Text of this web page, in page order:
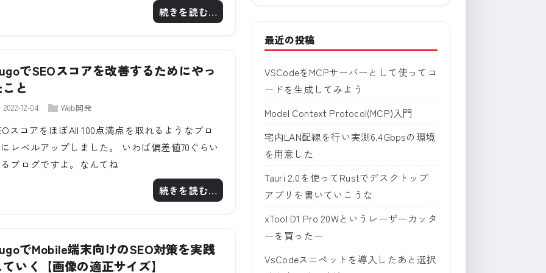
続きを読む…
でSEOスコアを改善するためにやっ
と
2022-12-04 Web開発
スコアをほぼAll 100点満点を取れるようなブロ
レベルアップしました。 いわば偏差値70ぐらい
ブログですよ。なんてね
続きを読む…
でMobile端末向けのSEO対策を実践
いく【画像の適正サイズ】
最近の投稿
VSCodeをMCPサーバーとして使ってコ
ードを生成してみよう
Model Context Protocol(MCP)入門
宅内LAN配線を行い実測6.4Gbpsの環境
を用意した
Tauri 2.0を使ってRustでデスクトップ
アプリを書いていこうな
xTool D1 Pro 20Wというレーザーカッタ
ーを買ったー
VsCodeスニペットを導入したあと選択